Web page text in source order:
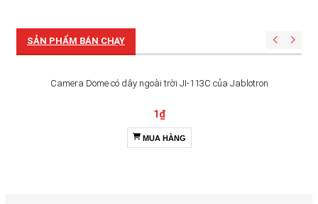
Camera Dome có dây ngoài trời JI-113C của Jablotron
1₫